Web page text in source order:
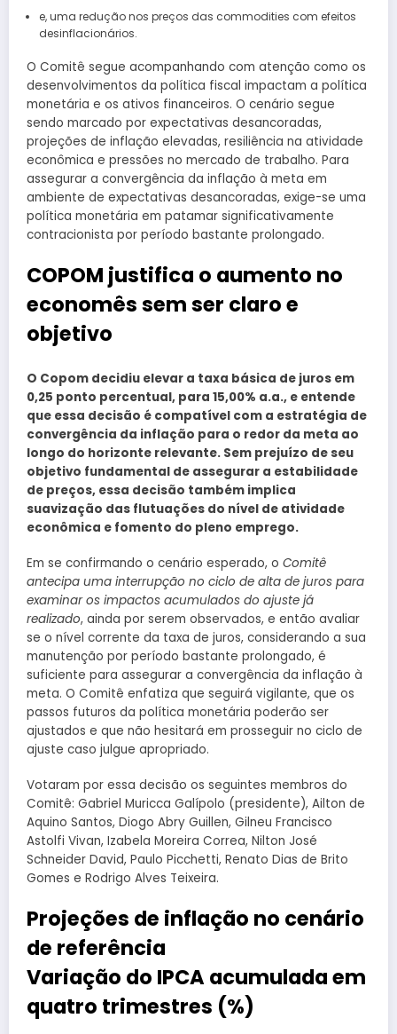
e, uma redução nos preços das commodities com efeitos
desinflacionários.
O Comitê segue acompanhando com atenção como os
desenvolvimentos da política fiscal impactam a política
monetária e os ativos financeiros. O cenário segue
sendo marcado por expectativas desancoradas,
projeções de inflação elevadas, resiliência na atividade
econômica e pressões no mercado de trabalho. Para
assegurar a convergência da inflação à meta em
ambiente de expectativas desancoradas, exige-se uma
política monetária em patamar significativamente
contracionista por período bastante prolongado.
COPOM justifica o aumento no
economês sem ser claro e
objetivo
O Copom decidiu elevar a taxa básica de juros em
0,25 ponto percentual, para 15,00% a.a., e entende
que essa decisão é compatível com a estratégia de
convergência da inflação para o redor da meta ao
longo do horizonte relevante. Sem prejuízo de seu
objetivo fundamental de assegurar a estabilidade
de preços, essa decisão também implica
suavização das flutuações do nível de atividade
econômica e fomento do pleno emprego.
Em se confirmando o cenário esperado, o Comitê
antecipa uma interrupção no ciclo de alta de juros para
examinar os impactos acumulados do ajuste já
realizado, ainda por serem observados, e então avaliar
se o nível corrente da taxa de juros, considerando a sua
manutenção por período bastante prolongado, é
suficiente para assegurar a convergência da inflação à
meta. O Comitê enfatiza que seguirá vigilante, que os
passos futuros da política monetária poderão ser
ajustados e que não hesitará em prosseguir no ciclo de
ajuste caso julgue apropriado.
Votaram por essa decisão os seguintes membros do
Comitê: Gabriel Muricca Galípolo (presidente), Ailton de
Aquino Santos, Diogo Abry Guillen, Gilneu Francisco
Astolfi Vivan, Izabela Moreira Correa, Nilton José
Schneider David, Paulo Picchetti, Renato Dias de Brito
Gomes e Rodrigo Alves Teixeira.
Projeções de inflação no cenário
de referência
Variação do IPCA acumulada em
quatro trimestres (%)